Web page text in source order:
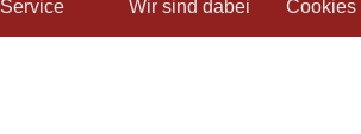
Service Wir sind dabei Cookies